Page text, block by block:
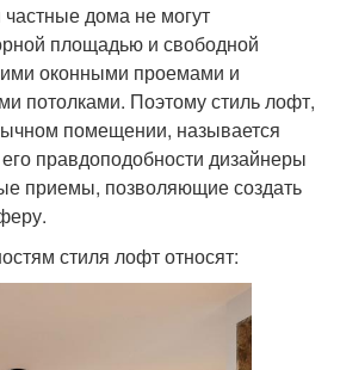
дома не могут
площадью и свободной
оконными проемами и
потолками. Поэтому стиль лофт,
помещении, называется
правдоподобности дизайнеры
приемы, позволяющие создать
стиля лофт относят: